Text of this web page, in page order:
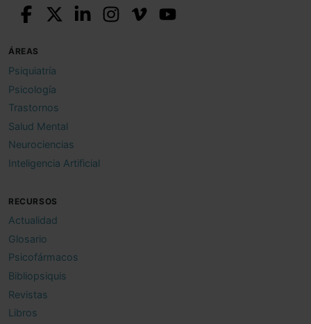
ÁREAS
Psiquiatría
Psicología
Trastornos
Salud Mental
Neurociencias
Inteligencia Artificial
RECURSOS
Actualidad
Glosario
Psicofármacos
Bibliopsiquis
Revistas
Libros